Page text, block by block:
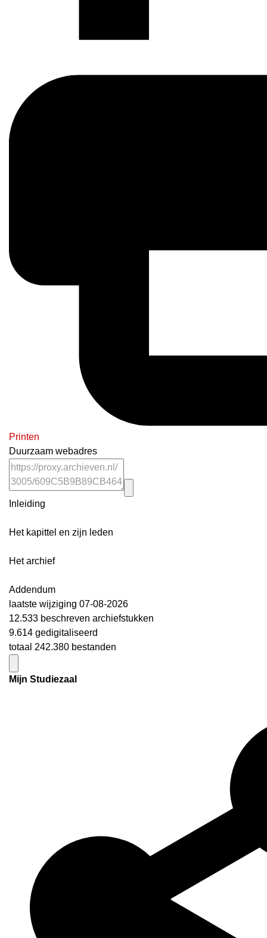
Printen
Duurzaam webadres
Inleiding
Het kapittel en zijn leden
Het archief
Addendum
laatste wijziging 07-08-2026
12.533 beschreven archiefstukken
9.614 gedigitaliseerd
totaal 242.380 bestanden
Mijn Studiezaal